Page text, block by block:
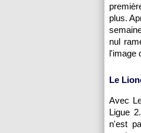
plus.
nul
l'image
Le
Avec
Ligue
n'est